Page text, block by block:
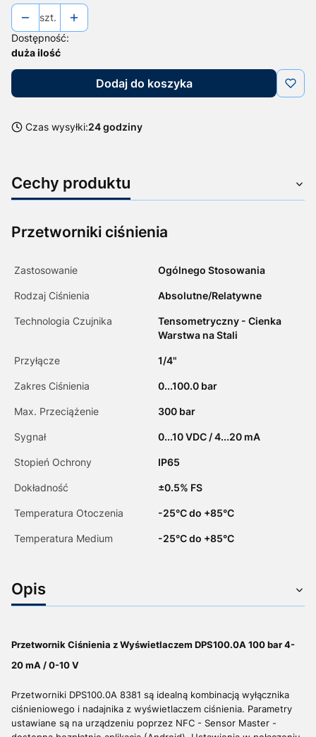
szt.
Dostępność:
duża ilość
Dodaj do koszyka
Czas wysyłki:24 godziny
Cechy produktu
Przetworniki ciśnienia
Zastosowanie Ogólnego Stosowania
Rodzaj Ciśnienia Absolutne/Relatywne
Technologia Czujnika
Tensometryczny - Cienka
Warstwa na Stali
Przyłącze 1/4"
Zakres Ciśnienia 0...100.0 bar
Max. Przeciążenie 300 bar
Sygnał 0...10 VDC / 4...20 mA
Stopień Ochrony IP65
Dokładność ­±0.5% FS
Temperatura Otoczenia -25°C do +85°C
Temperatura Medium -25°C do +85°C
Opis
Przetwornik Ciśnienia z Wyświetlaczem DPS100.0A 100 bar 4-
20 mA / 0-10 V
Przetworniki DPS100.0A 8381 są idealną kombinacją wyłącznika
ciśnieniowego i nadajnika z wyświetlaczem ciśnienia. Parametry
ustawiane są na urządzeniu poprzez NFC - Sensor Master -